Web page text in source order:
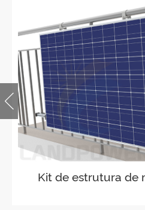
Sistemas de